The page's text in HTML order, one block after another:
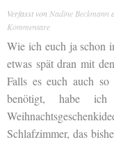
Verfasst von Nadine Beckmann
Kommentare
Wie ich euch ja schon
etwas spät dran mit
Falls es euch auch
benötigt, habe
Schlafzimmer, das